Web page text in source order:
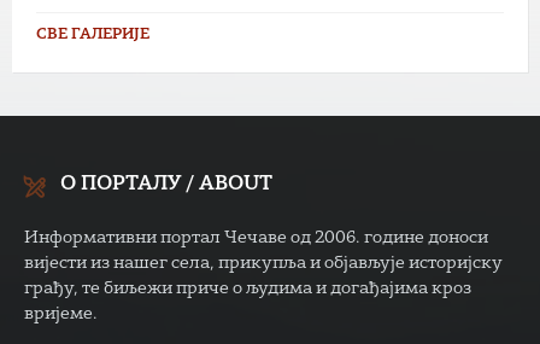
СВЕ ГАЛЕРИЈЕ
О ПОРТАЛУ / ABOUT
Информативни портал Чечаве од 2006. године доноси
вијести из нашег села, прикупља и објављује историјску
грађу, те биљежи приче о људима и догађајима кроз
вријеме.